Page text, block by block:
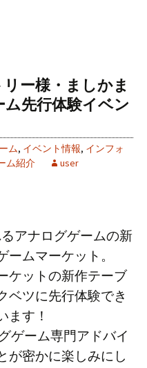
ー様・ましかま
先行体験イベン
ム, イベント情報, インフォ
ム紹介 user
アナログゲームの新
ムマーケット。
ケットの新作テーブ
ベツに先行体験でき
ます！
ゲーム専門アドバイ
が密かに楽しみにし